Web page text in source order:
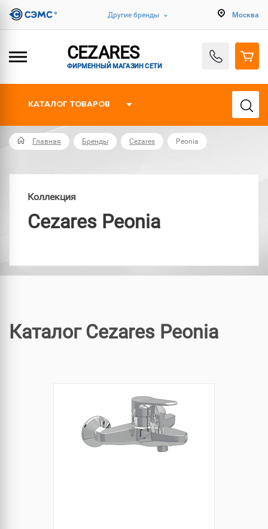
Другие бренды Москва
CEZARES
ФИРМЕННЫЙ МАГАЗИН СЕТИ
КАТАЛОГ ТОВАРОВ
Главная Бренды Cezares Peonia
Коллекция
Cezares Peonia
Каталог Cezares Peonia